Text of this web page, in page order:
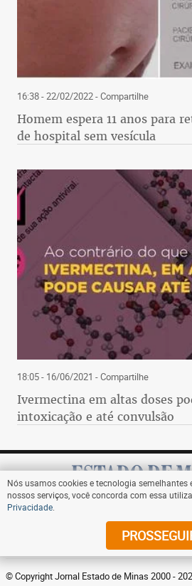
16:38 - 22/02/2022- Compartilhe
Homem espera 11 anos para
de hospital sem vesícula
18:05 - 16/06/2021 - Compartilhe
Ivermectina em altas doses
intoxicação e até convulsão
Assine
© Copyright Jornal Estado de Minas 2000 -
Nós usamos cookies e tecnologia
nossos serviços, você concorda com essa
Privacidade